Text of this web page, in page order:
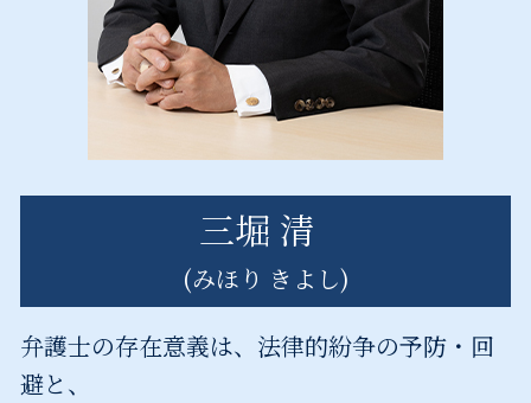
三堀 清
(みほり きよし)
弁護士の存在意義は、法律的紛争の予防・回
避と、